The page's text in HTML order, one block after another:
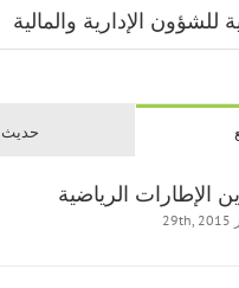
للشؤون الإدارية والمالية
حديث
الإطارات الرياضية